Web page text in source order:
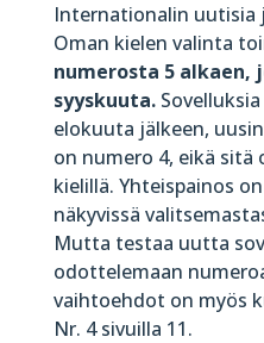
Internationalin uutisia
Oman kielen valinta
numerosta 5 alkaen,
syyskuuta.
elokuuta jälkeen,
on numero 4, eikä sitä
kielillä. Yhteispainos
näkyvissä
Mutta testaa uutta
odottelemaan
vaihtoehdot on myös
Nr. 4 sivuilla 11.